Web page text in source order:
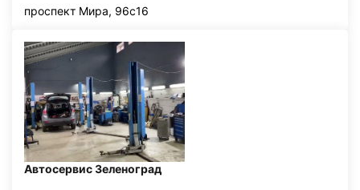
проспект Мира, 96с16
Автосервис Зеленоград